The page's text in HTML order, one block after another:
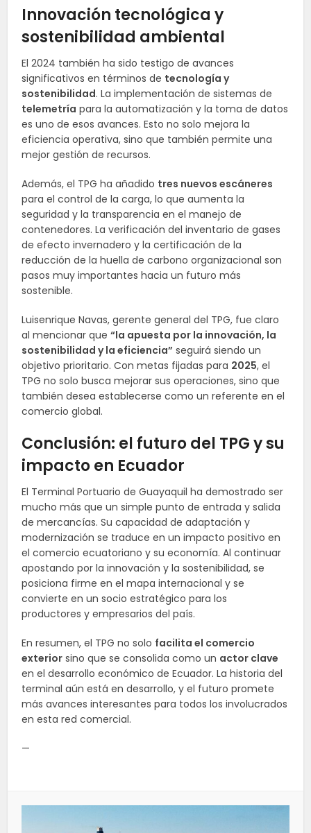
Innovación tecnológica y
sostenibilidad ambiental
El 2024 también ha sido testigo de avances
significativos en términos de tecnología y
sostenibilidad. La implementación de sistemas de
telemetría para la automatización y la toma de datos
es uno de esos avances. Esto no solo mejora la
eficiencia operativa, sino que también permite una
mejor gestión de recursos.
Además, el TPG ha añadido tres nuevos escáneres
para el control de la carga, lo que aumenta la
seguridad y la transparencia en el manejo de
contenedores. La verificación del inventario de gases
de efecto invernadero y la certificación de la
reducción de la huella de carbono organizacional son
pasos muy importantes hacia un futuro más
sostenible.
Luisenrique Navas, gerente general del TPG, fue claro
al mencionar que“la apuesta por la innovación, la
sostenibilidad y la eficiencia” seguirá siendo un
objetivo prioritario. Con metas fijadas para 2025, el
TPG no solo busca mejorar sus operaciones, sino que
también desea establecerse como un referente en el
comercio global.
Conclusión: el futuro del TPG y su
impacto en Ecuador
El Terminal Portuario de Guayaquil ha demostrado ser
mucho más que un simple punto de entrada y salida
de mercancías. Su capacidad de adaptación y
modernización se traduce en un impacto positivo en
el comercio ecuatoriano y su economía. Al continuar
apostando por la innovación y la sostenibilidad, se
posiciona firme en el mapa internacional y se
convierte en un socio estratégico para los
productores y empresarios del país.
En resumen, el TPG no solo facilita el comercio
exterior sino que se consolida como un actor clave
en el desarrollo económico de Ecuador. La historia del
terminal aún está en desarrollo, y el futuro promete
más avances interesantes para todos los involucrados
en esta red comercial.
—